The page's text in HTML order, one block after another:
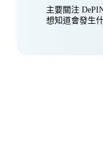
主要關注
想知道會發生